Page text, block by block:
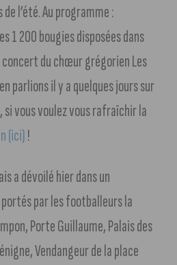
l’été. Au programme :
1 200 bougies disposées dans
concert du chœur grégorien Les
parlions il y a quelques jours sur
si vous voulez vous rafraîchir la
(ici)!
a dévoilé hier dans un
par les footballeurs la
Porte Guillaume, Palais des
Vendangeur de la place